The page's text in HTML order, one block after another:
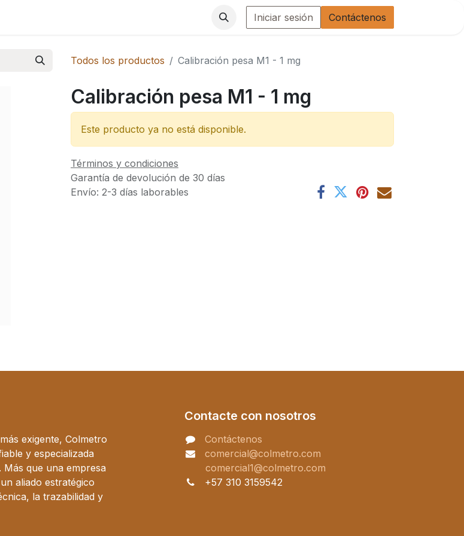
Iniciar sesión Contáctenos
Todos los productos Calibración pesa M1 - 1 mg
Calibración pesa M1 - 1 mg
Este producto ya no está disponible.
Términos y condiciones
Garantía de devolución de 30 días
Envío: 2-3 días laborables
exigente, Colmetro
y especializada
que una empresa
aliado estratégico
la trazabilidad y
Contacte con nosotros
Contáctenos
comercial@colmetro.com
comercial1@colmetro.com
+57 310 3159542